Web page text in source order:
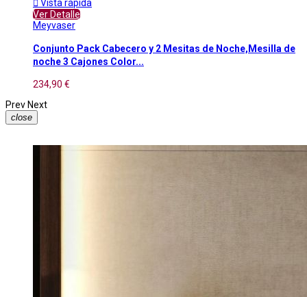
 Vista rápida
Ver Detalle
Meyvaser
Conjunto Pack Cabecero y 2 Mesitas de Noche,Mesilla de
noche 3 Cajones Color...
234,90 €
Prev Next
close